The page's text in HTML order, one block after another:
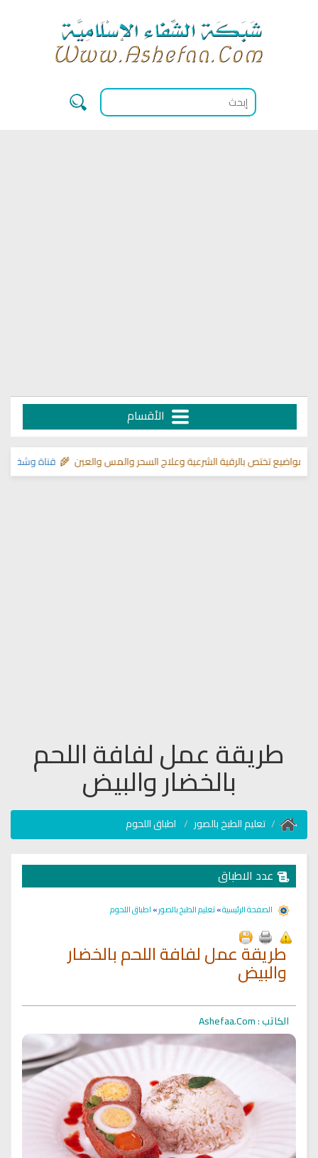
الأقسام
قناة وشفاء لما فيتختص بالرقية الشرعية وعلاج السحر والمس والعين 🌾
طريقة عمل لفافة اللحم
بالخضار والبيض
تعليم الطبخ بالصور اطباق اللحوم
عدد الاطباق
الصفحة الرئيسية»تعليم الطبخ بالصور»اطباق اللحوم
طريقة عمل لفافة اللحم بالخضار
والبيض
الكاتب : Ashefaa.Com